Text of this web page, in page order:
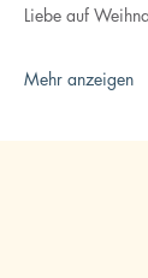
Liebe auf
Mehr anzeigen